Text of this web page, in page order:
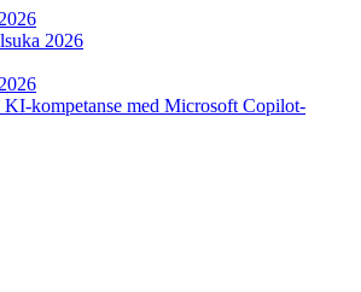
2026
KI-kompetanse med Microsoft Copilot-